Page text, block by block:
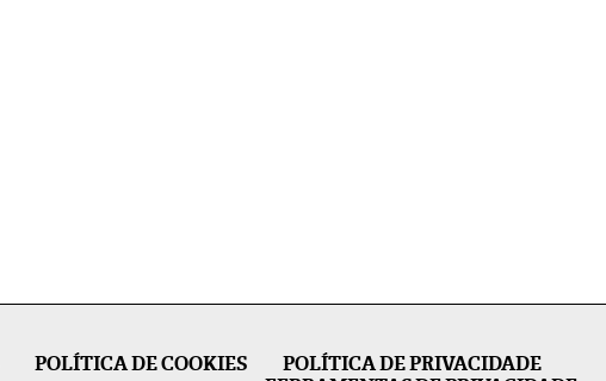
POLÍTICA DE COOKIES
POLÍTICA DE PRIVACIDADE